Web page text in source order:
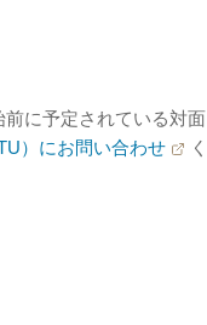
に予定されている対面
）にお問い合わせ
く